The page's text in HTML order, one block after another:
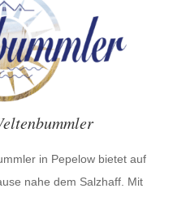
in Pepelow bietet auf
nahe dem Salzhaff. Mit